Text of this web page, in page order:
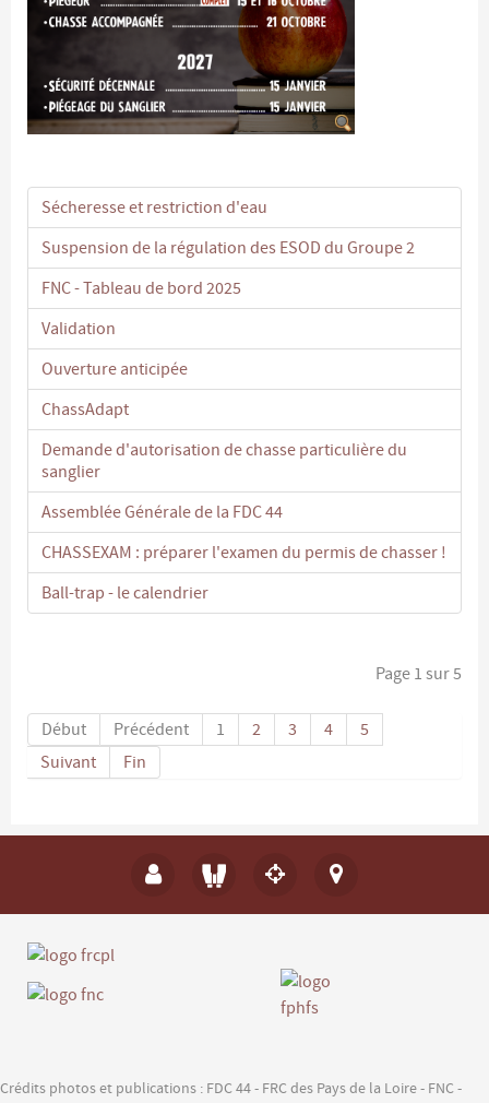
Sécheresse et restriction d'eau
Suspension de la régulation des ESOD du Groupe 2
FNC - Tableau de bord 2025
Validation
Ouverture anticipée
ChassAdapt
Demande d'autorisation de chasse particulière du
sanglier
Assemblée Générale de la FDC 44
CHASSEXAM : préparer l'examen du permis de chasser !
Ball-trap - le calendrier
Page 1 sur 5
Début Précédent 1 2 3 4
5
Suivant
Fin
Crédits photos et publications : FDC 44 - FRC des Pays de la Loire - FNC -